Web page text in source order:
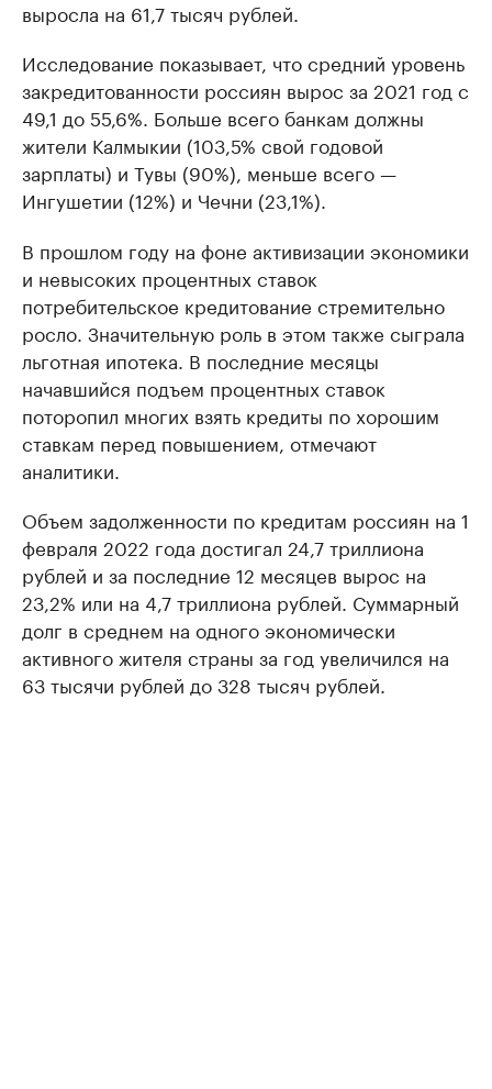
выросла на 61,7 тысяч рублей.
Исследование показывает, что средний уровень
закредитованности россиян вырос за 2021 год с
49,1 до 55,6%. Больше всего банкам должны
жители Калмыкии (103,5% свой годовой
зарплаты) и Тувы (90%), меньше всего —
Ингушетии (12%) и Чечни (23,1%).
В прошлом году на фоне активизации экономики
и невысоких процентных ставок
потребительское кредитование стремительно
росло. Значительную роль в этом также сыграла
льготная ипотека. В последние месяцы
начавшийся подъем процентных ставок
поторопил многих взять кредиты по хорошим
ставкам перед повышением, отмечают
аналитики.
Объем задолженности по кредитам россиян на 1
февраля 2022 года достигал 24,7 триллиона
рублей и за последние 12 месяцев вырос на
23,2% или на 4,7 триллиона рублей. Суммарный
долг в среднем на одного экономически
активного жителя страны за год увеличился на
63 тысячи рублей до 328 тысяч рублей.